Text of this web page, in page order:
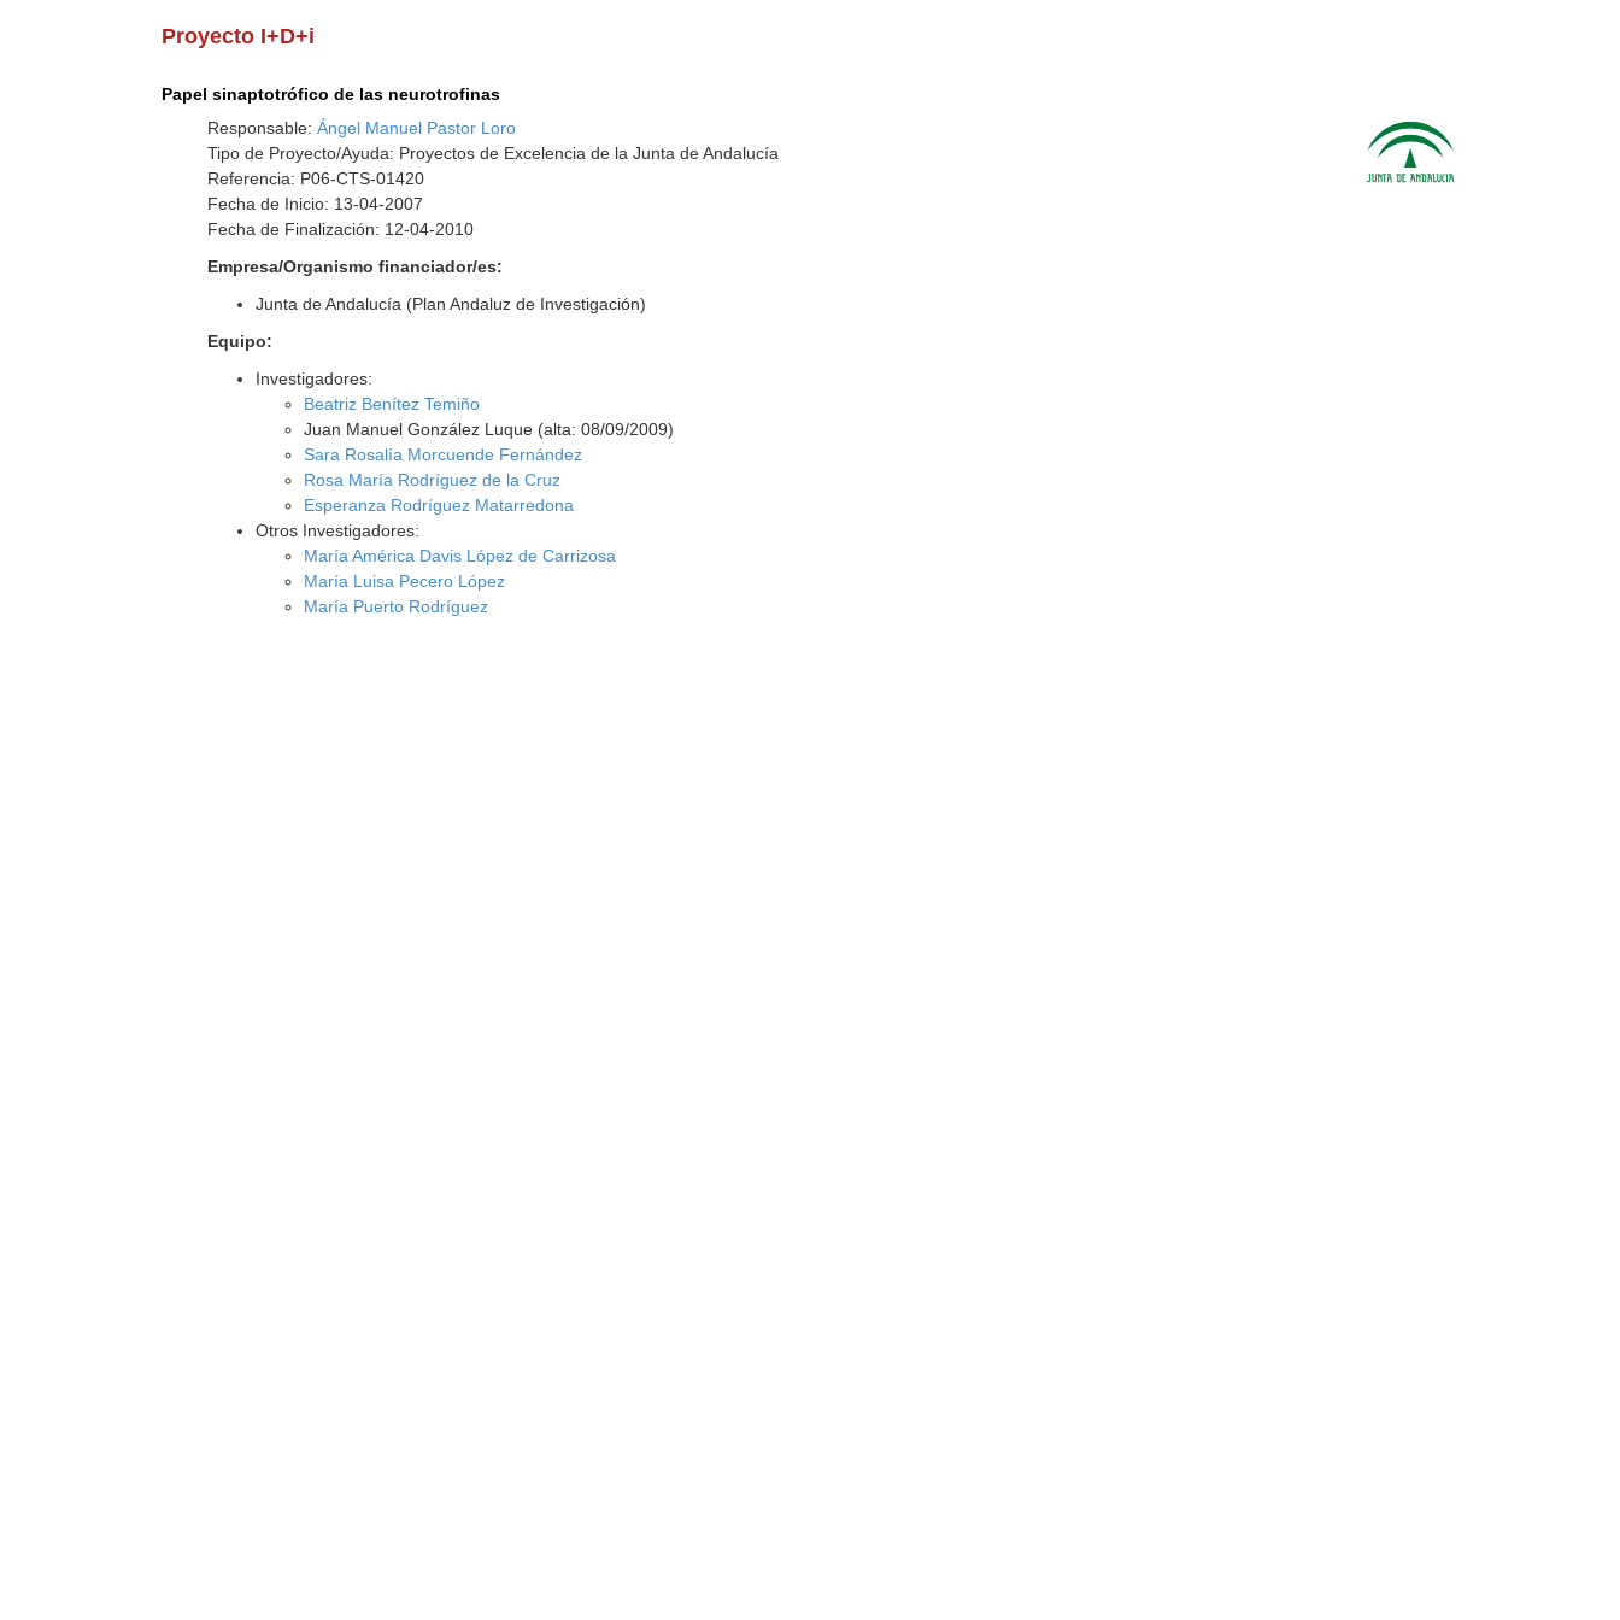
Proyecto I+D+i
Papel sinaptotrófico de las neurotrofinas
Responsable:Ángel Manuel Pastor Loro
Tipo de Proyecto/Ayuda: Proyectos de Excelencia de la Junta de Andalucía
Referencia: P06-CTS-01420
Fecha de Inicio: 13-04-2007
Fecha de Finalización: 12-04-2010
Empresa/Organismo financiador/es:
Junta de Andalucía (Plan Andaluz de Investigación)
Equipo:
Investigadores:
Beatriz Benítez Temiño
Juan Manuel González Luque (alta: 08/09/2009)
Sara Rosalía Morcuende Fernández
Rosa María Rodríguez de la Cruz
Esperanza Rodríguez Matarredona
Otros Investigadores:
María América Davis López de Carrizosa
María Luisa Pecero López
María Puerto Rodríguez